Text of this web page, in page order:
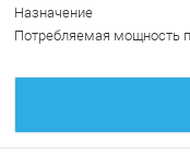
Назначение
Потребляемая мощность